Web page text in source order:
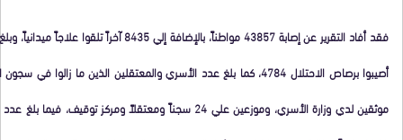
فقد أفاد التقرير عن إصابة 43857 مواطناً، بالإضافة
موثقين لدي وزارة الأسري، وموزعين علي 24 سجناً ومعتقلاً